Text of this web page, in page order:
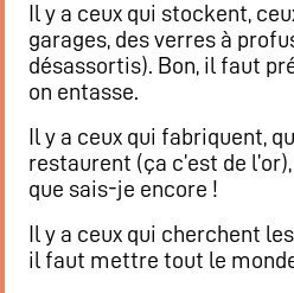
Où / Contact
Venez nous voir
Nous écrire
Participez !
S’inscrire
Animations
Animation
Il y a ceux qui stockent,
garages, des verres à
désassortis). Bon, il faut
on entasse.
Il y a ceux qui fabriquent,
restaurent (ça c’est de
que sais-je encore !
Il y a ceux qui cherchent
il faut mettre tout le